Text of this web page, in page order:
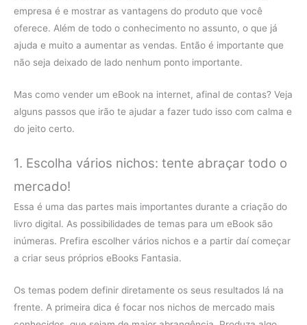
empresa é e mostrar as vantagens do produto que você
oferece. Além de todo o conhecimento no assunto, o que já
ajuda e muito a aumentar as vendas. Então é importante que
não seja deixado de lado nenhum ponto importante.
Mas como vender um eBook na internet, afinal de contas? Veja
alguns passos que irão te ajudar a fazer tudo isso com calma e
do jeito certo.
1. Escolha vários nichos: tente abraçar todo o
mercado!
Essa é uma das partes mais importantes durante a criação do
livro digital. As possibilidades de temas para um eBook são
inúmeras. Prefira escolher vários nichos e a partir daí começar
a criar seus próprios eBooks Fantasia.
Os temas podem definir diretamente os seus resultados lá na
frente. A primeira dica é focar nos nichos de mercado mais